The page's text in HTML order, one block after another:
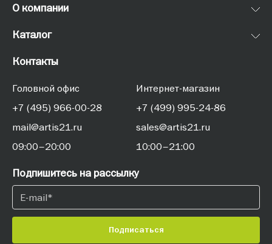
О компании
Каталог
Контакты
Головной офис
+7 (495) 966-00-28
mail@artis21.ru
09:00–20:00
Интернет-магазин
+7 (499) 995-24-86
sales@artis21.ru
10:00–21:00
Подпишитесь на рассылку
Подписаться